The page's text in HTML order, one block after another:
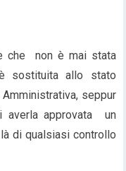
che non è mai stata
sostituita allo stato
Amministrativa, seppur
averla approvata un
di qualsiasi controllo